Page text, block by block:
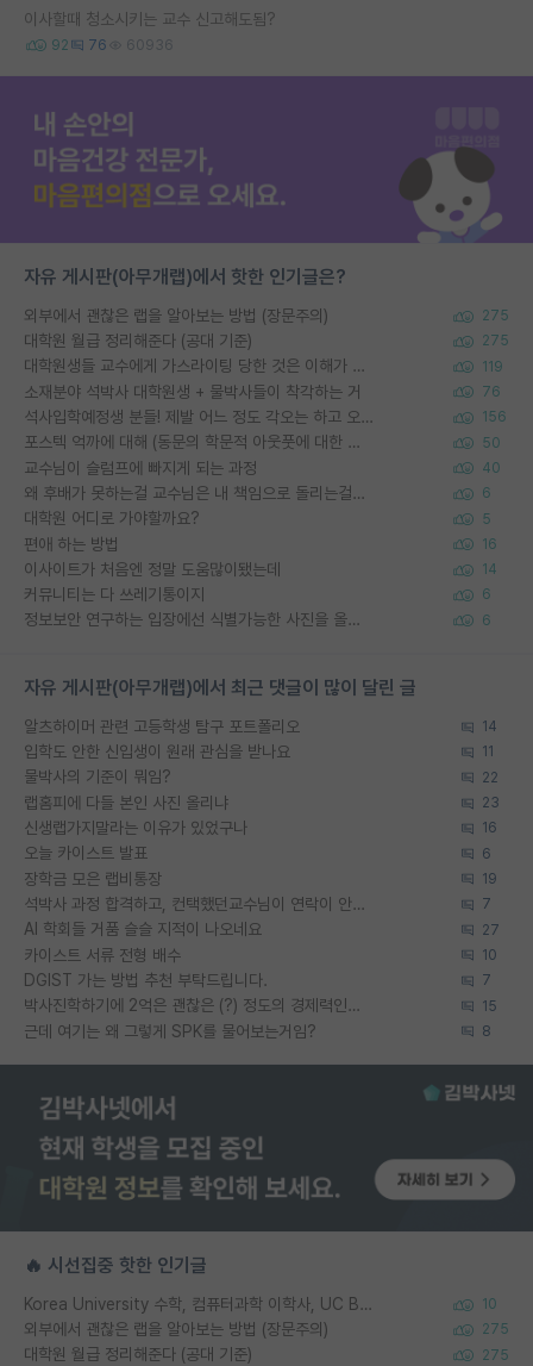
이사할때 청소시키는 교수 신고해도됨?
92 76 60936
자유 게시판(아무개랩)에서 핫한 인기글은?
외부에서 괜찮은 랩을 알아보는 방법 (장문주의) 275
대학원 월급 정리해준다 (공대 기준) 275
대학원생들 교수에게 가스라이팅 당한 것은 이해가 갑니다. 안타깝네요. 119
소재분야 석박사 대학원생 + 물박사들이 착각하는 거 76
석사입학예정생 분들! 제발 어느 정도 각오는 하고 오세요. 156
포스텍 억까에 대해 (동문의 학문적 아웃풋에 대한 반박) 50
교수님이 슬럼프에 빠지게 되는 과정 40
왜 후배가 못하는걸 교수님은 내 책임으로 돌리는걸까요? 6
대학원 어디로 가야할까요? 5
편애 하는 방법 16
이사이트가 처음엔 정말 도움많이됐는데 14
커뮤니티는 다 쓰레기통이지 6
정보보안 연구하는 입장에선 식별가능한 사진을 올리는건 비추이긴함 6
자유 게시판(아무개랩)에서 최근 댓글이 많이 달린 글
알츠하이머 관련 고등학생 탐구 포트폴리오 14
입학도 안한 신입생이 원래 관심을 받나요 11
물박사의 기준이 뭐임? 22
랩홈피에 다들 본인 사진 올리냐 23
신생랩가지말라는 이유가 있었구나 16
오늘 카이스트 발표 6
장학금 모은 랩비통장 19
석박사 과정 합격하고, 컨택했던교수님이 연락이 안됩니다... 7
AI 학회들 거품 슬슬 지적이 나오네요 27
카이스트 서류 전형 배수 10
DGIST 가는 방법 추천 부탁드립니다. 7
박사진학하기에 2억은 괜찮은 (?) 정도의 경제력인가요 15
근데 여기는 왜 그렇게 SPK를 물어보는거임? 8
🔥 시선집중 핫한 인기글
Korea University 수학, 컴퓨터과학 이학사, UC Berkeley 산업공학 대학원 공학박사가 되는 것은 쉽지 않겠죠? 10
외부에서 괜찮은 랩을 알아보는 방법 (장문주의) 275
대학원 월급 정리해준다 (공대 기준) 275